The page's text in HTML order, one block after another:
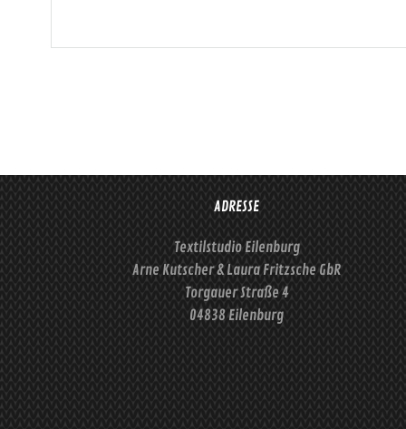
Die
gewählt
werden
ADRESSE
Textilstudio Eilenburg
Arne Kutscher & Laura Fritzsche GbR
Torgauer Straße 4
04838 Eilenburg